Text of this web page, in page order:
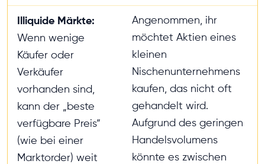
Illiquide Märkte:
Wenn wenige
Käufer oder
Verkäufer
vorhanden sind,
kann der „beste
verfügbare Preis“
(wie bei einer
Marktorder) weit
Angenommen, ihr
möchtet Aktien eines
kleinen
Nischenunternehmens
kaufen, das nicht oft
gehandelt wird.
Aufgrund des geringen
Handelsvolumens
könnte es zwischen